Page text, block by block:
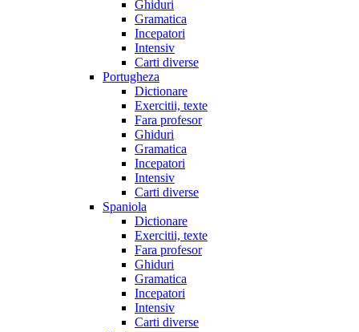
Ghiduri
Gramatica
Incepatori
Intensiv
Carti diverse
Portugheza
Dictionare
Exercitii, texte
Fara profesor
Ghiduri
Gramatica
Incepatori
Intensiv
Carti diverse
Spaniola
Dictionare
Exercitii, texte
Fara profesor
Ghiduri
Gramatica
Incepatori
Intensiv
Carti diverse